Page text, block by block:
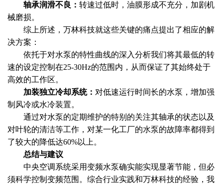
轴承润滑不良： 转速过低时，油膜形成不充分，加剧机
械磨损。
综上所述，万林科技就这些关键的痛点提出了相应的解
决方案：
依托于对水泵的特性曲线的深入分析我们将其最低的转
速的设定控制在25-30Hz的范围内，从而保证了其始终处于
高效的工作区。
加装独立冷却系统： 对低速运行时间长的水泵，增加强
制风冷或水冷装置。
通过对水泵的定期维护的特别的关注其轴承的状态以及
对叶轮的清洁等工作，对某一化工厂的水泵的故障率都得到
了较大的降低达60%以上。
总结与建议
中央空调系统采用变频水泵确实能实现显著节能，但必
须科学控制变频范围。综合行业实践和万林科技的经验，我